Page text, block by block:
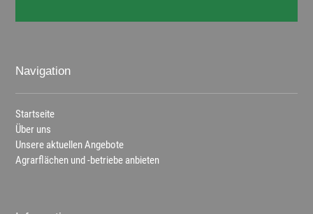
Navigation
Startseite
Über uns
Unsere aktuellen Angebote
Agrarflächen und -betriebe anbieten